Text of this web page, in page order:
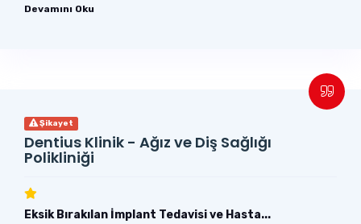
Devamını Oku
Şikayet
Dentius Klinik - Ağız ve Diş Sağlığı
Polikliniği
Eksik Bırakılan İmplant Tedavisi ve Hasta...